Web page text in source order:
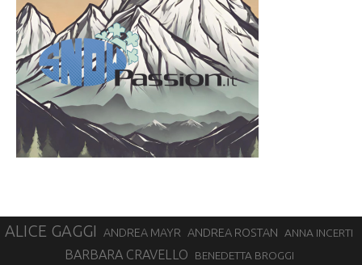
ALICE GAGGI ANDREA MAYR ANDREA ROSTAN ANNA INCERTI
BARBARA CRAVELLO BENEDETTA BROGGI